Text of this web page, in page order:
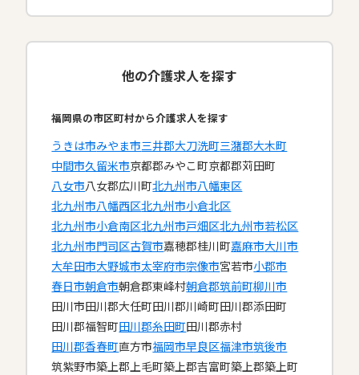
他の介護求人を探す
福岡県の市区町村から介護求人を探す
うきは市みやま市三井郡大刀洗町三潴郡大木町
中間市久留米市京都郡みやこ町京都郡苅田町
八女市八女郡広川町北九州市八幡東区
北九州市八幡西区北九州市小倉北区
北九州市小倉南区北九州市戸畑区北九州市若松区
北九州市門司区古賀市嘉穂郡桂川町嘉麻市大川市
大牟田市大野城市太宰府市宗像市宮若市小郡市
春日市朝倉市朝倉郡東峰村朝倉郡筑前町柳川市
田川市田川郡大任町田川郡川崎町田川郡添田町
田川郡福智町田川郡糸田町田川郡赤村
田川郡香春町直方市福岡市早良区福津市筑後市
筑紫野市築上郡上毛町築上郡吉富町築上郡築上町